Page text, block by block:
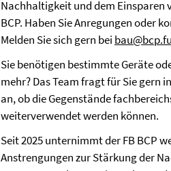
Nachhaltigkeit und dem Einsparen
BCP. Haben Sie Anregungen oder
Melden Sie sich gern bei
Sie benötigen bestimmte Geräte
mehr? Das Team fragt für Sie gern
an, ob die Gegenstände
weiterverwendet werden können.
Seit 2025 unternimmt der FB BCP
Anstrengungen zur Stärkung der